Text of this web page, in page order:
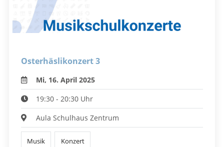
Osterhäslikonzert 3
Mi, 16. April 2025
19:30 - 20:30 Uhr
Aula Schulhaus Zentrum
Musik Konzert